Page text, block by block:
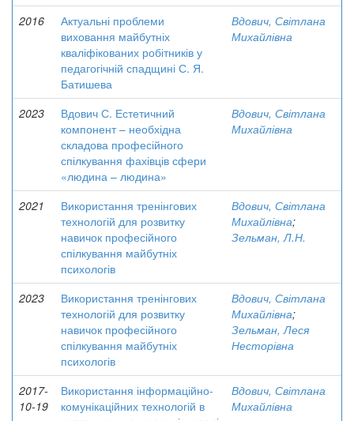
2016
Актуальні проблеми
виховання майбутніх
кваліфікованих робітників у
педагогічній спадщині С. Я.
Батишева
Вдович, Світлана
Михайлівна
2023
Вдович С. Естетичний
компонент – необхідна
складова професійного
спілкування фахівців сфери
«людина – людина»
Вдович, Світлана
Михайлівна
2021
Використання тренінгових
технологій для розвитку
навичок професійного
спілкування майбутніх
психологів
Вдович, Світлана
Михайлівна;
Зельман, Л.Н.
2023
Використання тренінгових
технологій для розвитку
навичок професійного
спілкування майбутніх
психологів
Вдович, Світлана
Михайлівна;
Зельман, Леся
Несторівна
2017-
10-19
Використання інформаційно-
комунікаційних технологій в
Вдович, Світлана
Михайлівна